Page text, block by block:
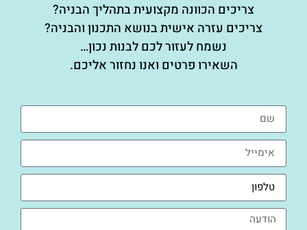
צריכים הכוונה מקצועית בתהליך הבניה?
צריכים עזרה אישית בנושא התכנון והבניה?
נשמח לעזור לכם לבנות נכון…
השאירו פרטים ואנו נחזור אליכם.